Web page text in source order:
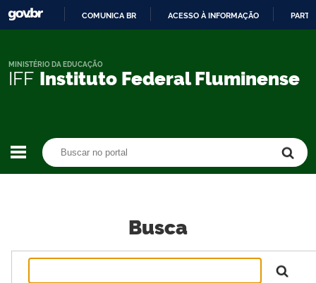
CONTEÚDO
COMUNICA BR ACESSO À INFORMAÇÃO
IFF Instituto Federal Fluminense
MINISTÉRIO DA EDUCAÇÃO
Busca